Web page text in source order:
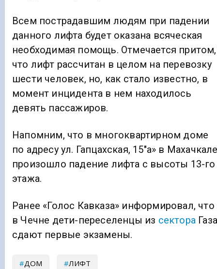
Всем пострадавшим людям при падении
данного лифта будет оказана всяческая
необходимая помощь. Отмечается притом,
что лифт рассчитан в целом на перевозку
шести человек, но, как стало известно, в
момент инцидента в нем находилось
девять пассажиров.
Напомним, что в многоквартирном доме
по адресу ул. Гапцахская, 15″а» в
произошло падение лифта с высоты 13-го
этажа.
Ранее «Голос Кавказа» информировал, что
в Чечне дети-переселенцы из сектора
сдают первые экзамены.
ДОМ ЛИФТ